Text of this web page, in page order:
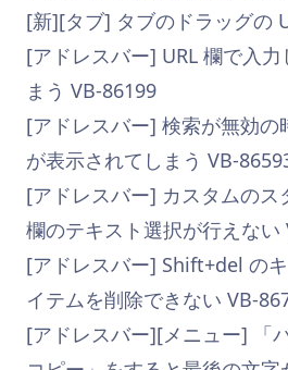
[新][タブ] タブのドラッグの
[アドレスバー] URL 欄で入
まう VB-86199
[アドレスバー] 検索が無効の
が表示されてしまう VB-
[アドレスバー] カスタムのス
欄のテキスト選択が行えない
[アドレスバー] Shift+del の
イテムを削除できない VB-
[アドレスバー][メニュー] 「